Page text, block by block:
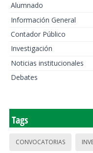
Alumnado
Información General
Contador Público
Investigación
Noticias institucionales
Debates
Tags
CONVOCATORIAS